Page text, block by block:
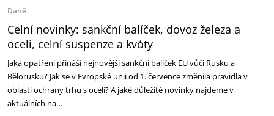
Daně
Celní novinky: sankční balíček, dovoz železa a
oceli, celní suspenze a kvóty
Jaká opatření přináší nejnovější sankční balíček EU vůči Rusku a
Bělorusku? Jak se v Evropské unii od 1. července změnila pravidla v
oblasti ochrany trhu s ocelí? A jaké důležité novinky najdeme v
aktuálních na…